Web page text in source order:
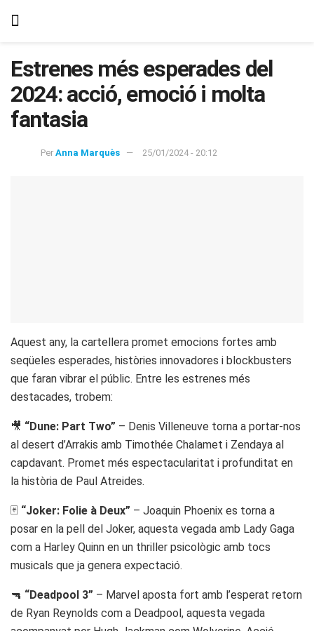
Estrenes més esperades del
2024: acció, emoció i molta
fantasia
Per Anna Marquès 25/01/2024 - 20:12
Aquest any, la cartellera promet emocions fortes amb
seqüeles esperades, històries innovadores i blockbusters
que faran vibrar el públic. Entre les estrenes més
destacades, trobem:
🎥 “Dune: Part Two” – Denis Villeneuve torna a portar-nos
al desert d’Arrakis amb Timothée Chalamet i Zendaya al
capdavant. Promet més espectacularitat i profunditat en
la història de Paul Atreides.
🃏 “Joker: Folie à Deux” – Joaquin Phoenix es torna a
posar en la pell del Joker, aquesta vegada amb Lady Gaga
com a Harley Quinn en un thriller psicològic amb tocs
musicals que ja genera expectació.
🔫 “Deadpool 3” – Marvel aposta fort amb l’esperat retorn
de Ryan Reynolds com a Deadpool, aquesta vegada